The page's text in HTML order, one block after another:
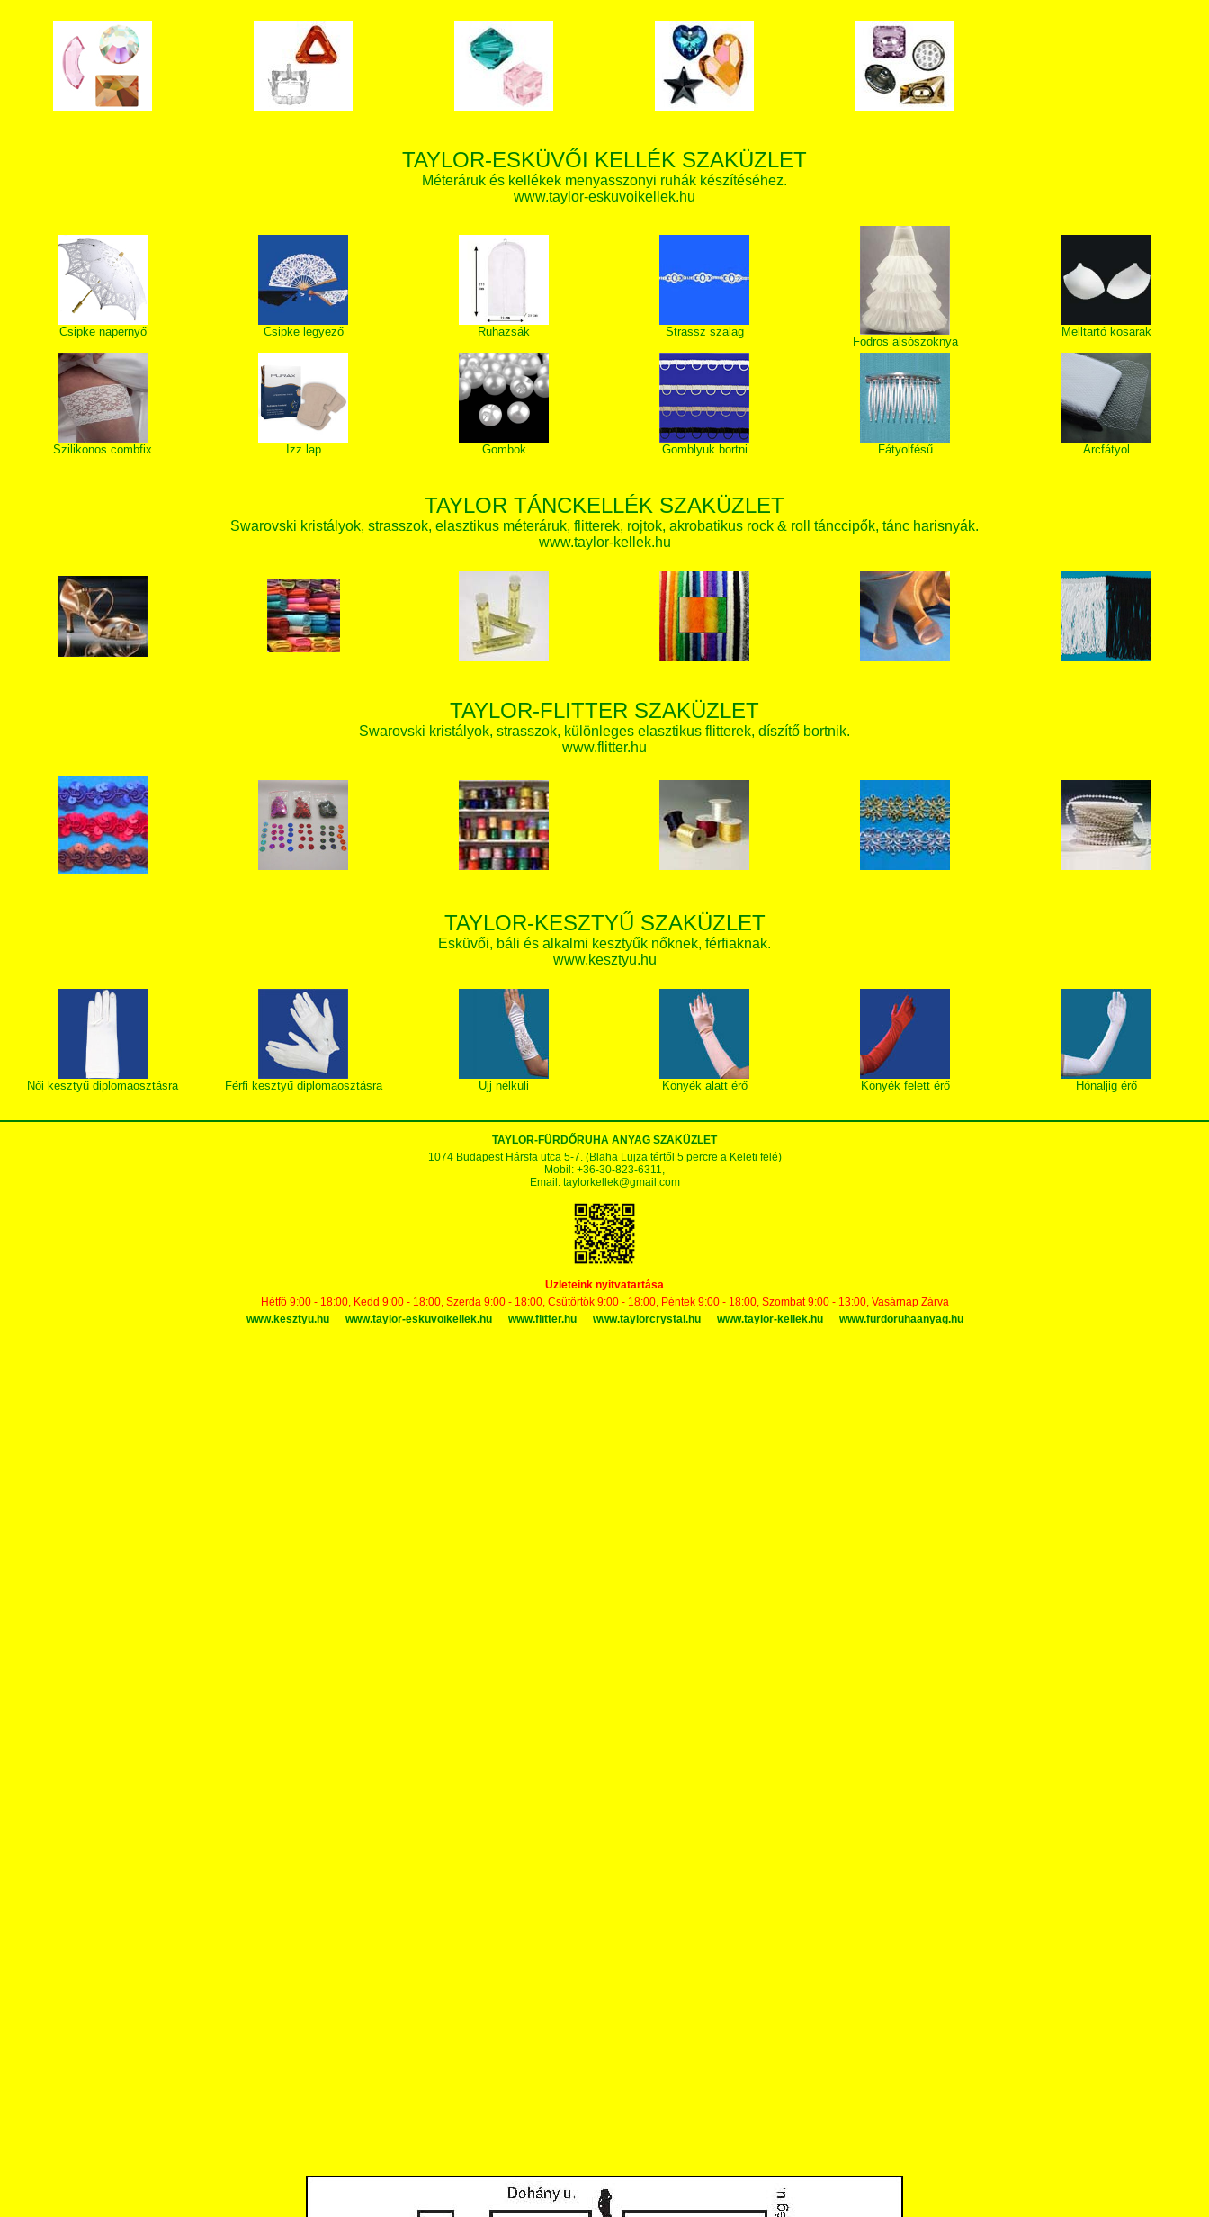
TAYLOR-ESKÜVŐI KELLÉK SZAKÜZLET
Méteráruk és kellékek menyasszonyi ruhák készítéséhez.
www.taylor-eskuvoikellek.hu
Csipke napernyő Csipke legyező Ruhazsák Strassz szalag
Fodros alsószoknya
Melltartó kosarak
Szilikonos combfix Izz lap Gombok Gomblyuk bortni Fátyolfésű Arcfátyol
TAYLOR TÁNCKELLÉK SZAKÜZLET
Swarovski kristályok, strasszok, elasztikus méteráruk, flitterek, rojtok, akrobatikus rock & roll tánccipők, tánc harisnyák.
www.taylor-kellek.hu
TAYLOR-FLITTER SZAKÜZLET
Swarovski kristályok, strasszok, különleges elasztikus flitterek, díszítő bortnik.
www.flitter.hu
TAYLOR-KESZTYŰ SZAKÜZLET
Esküvői, báli és alkalmi kesztyűk nőknek, férfiaknak.
www.kesztyu.hu
Női kesztyű diplomaosztásra Férfi kesztyű diplomaosztásra Ujj nélküli Könyék alatt érő Könyék felett érő Hónaljig érő
TAYLOR-FÜRDŐRUHA ANYAG SZAKÜZLET
1074 Budapest Hársfa utca 5-7. (Blaha Lujza tértől 5 percre a Keleti felé)
Mobil: +36-30-823-6311,
Email: taylorkellek@gmail.com
Üzleteink nyitvatartása
Hétfő 9:00 - 18:00, Kedd 9:00 - 18:00, Szerda 9:00 - 18:00, Csütörtök 9:00 - 18:00, Péntek 9:00 - 18:00, Szombat 9:00 - 13:00, Vasárnap Zárva
www.kesztyu.hu
www.taylor-eskuvoikellek.hu www.flitter.hu www.taylorcrystal.hu www.taylor-kellek.hu www.furdoruhaanyag.hu